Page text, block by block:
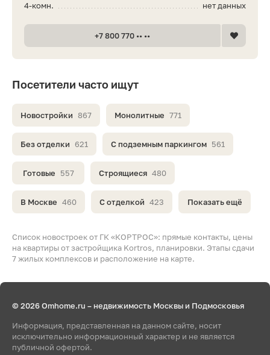
Список новостроек от ГК «КОРТРОС»: прямые контакты, цены
на квартиры от застройщика Kortros, планировки. Этапы сдачи
7 жилых комплексов и расположение на карте.
Посетители часто ищут
Новостройки 867 Монолитные 771
Без отделки 621 С подземным паркингом 561
Готовые 557 Строящиеся 480
В Москве 460 С отделкой 423 Показать ещё
нет данных
4-комн.
+7 800 770 •• ••
© 2026 Omhome.ru – недвижимость Москвы и Подмосковья
Информация, представленная на данном сайте, носит
исключительно информационный характер и не является
публичной офертой.